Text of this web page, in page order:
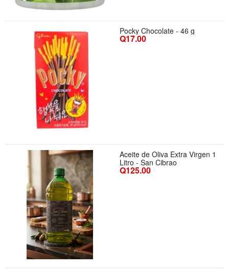
Pocky Chocolate - 46 g
Q17.00
Aceite de Oliva Extra Virgen 1
Litro - San Cibrao
Q125.00